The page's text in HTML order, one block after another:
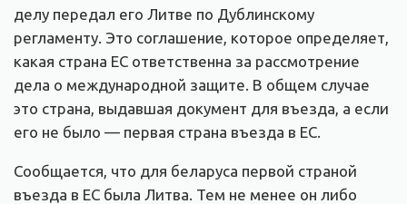
делу передал его Литве по Дублинскому
регламенту. Это соглашение, которое определяет,
какая страна ЕС ответственна за рассмотрение
дела о международной защите. В общем случае
это страна, выдавшая документ для въезда, а если
его не было — первая страна въезда в ЕС.
Сообщается, что для беларуса первой страной
въезда в ЕС была Литва. Тем не менее он либо